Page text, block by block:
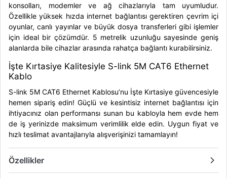
konsolları, modemler ve ağ cihazlarıyla tam uyumludur.
Özellikle yüksek hızda internet bağlantısı gerektiren çevrim içi
oyunlar, canlı yayınlar ve büyük dosya transferleri gibi işlemler
için ideal bir çözümdür. 5 metrelik uzunluğu sayesinde geniş
alanlarda bile cihazlar arasında rahatça bağlantı kurabilirsiniz.
İşte Kırtasiye Kalitesiyle S-link 5M CAT6 Ethernet
Kablo
S-link 5M CAT6 Ethernet Kablosu’nu İşte Kırtasiye güvencesiyle
hemen sipariş edin! Güçlü ve kesintisiz internet bağlantısı için
ihtiyacınız olan performansı sunan bu kabloyla hem evde hem
de iş yerinizde maksimum verimlilik elde edin. Uygun fiyat ve
hızlı teslimat avantajlarıyla alışverişinizi tamamlayın!
Özellikler